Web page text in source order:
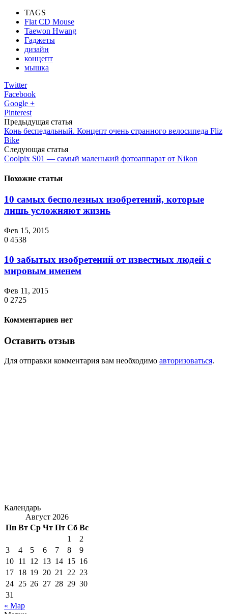
TAGS
Flat CD Mouse
Taewon Hwang
Гаджеты
дизайн
концепт
мышка
Twitter
Facebook
Google +
Pinterest
Предыдущая статья
Конь беспедальный. Концепт очень странного велосипеда Fliz
Bike
Следующая статья
Coolpix S01 — самый маленький фотоаппарат от Nikon
Похожие статьи
10 самых бесполезных изобретений, которые
лишь усложняют жизнь
Фев 15, 2015
0 4538
10 забытых изобретений от известных людей с
мировым именем
Фев 11, 2015
0 2725
Комментариев нет
Оставить отзыв
Для отправки комментария вам необходимо авторизоваться.
Календарь
Август 2026
Пн Вт Ср Чт Пт Сб Вс
1
2
3
4 5 6 7 8
9
10 11 12 13 14 15 16
17 18 19 20 21 22 23
24 25 26 27 28 29 30
31
« Мар